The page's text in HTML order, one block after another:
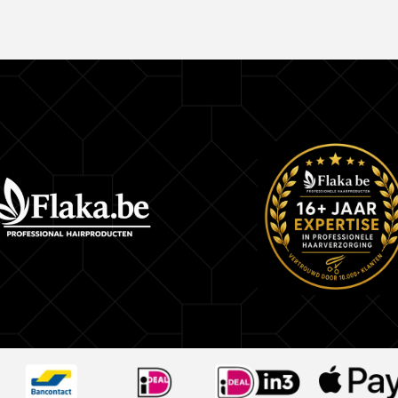
goede bron van vetzuren en vitamine E.
Stap 1:
Selecteer het gewenste liftniveau en de
Bepaal de benodigde CREAM.ACTIVATOR
tot 1 hefniveau